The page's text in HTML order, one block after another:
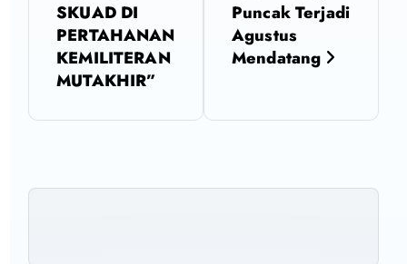
a
i
SKUAD DI
PERTAHANAN
KEMILITERAN
MUTAKHIR”
Puncak Terjadi
Agustus
Mendatang